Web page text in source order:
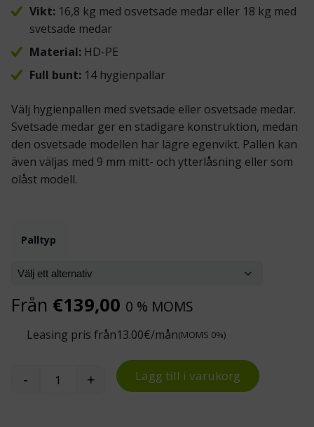
Vikt:16,8 kg med osvetsade medar eller 18 kg med
svetsade medar
Material:HD-PE
Full bunt:14 hygienpallar
Välj hygienpallen med svetsade eller osvetsade medar.
Svetsade medar ger en stadigare konstruktion, medan
den osvetsade modellen har lägre egenvikt. Pallen kan
även väljas med 9 mm mitt- och ytterlåsning eller som
olåst modell.
Palltyp
Från €139,00 0 % MOMS
Leasing pris från13.00€/mån(MOMS 0%)
Hygienpall i plast för livsmedelsbruk, EUR
- + Lägg till i varukorg